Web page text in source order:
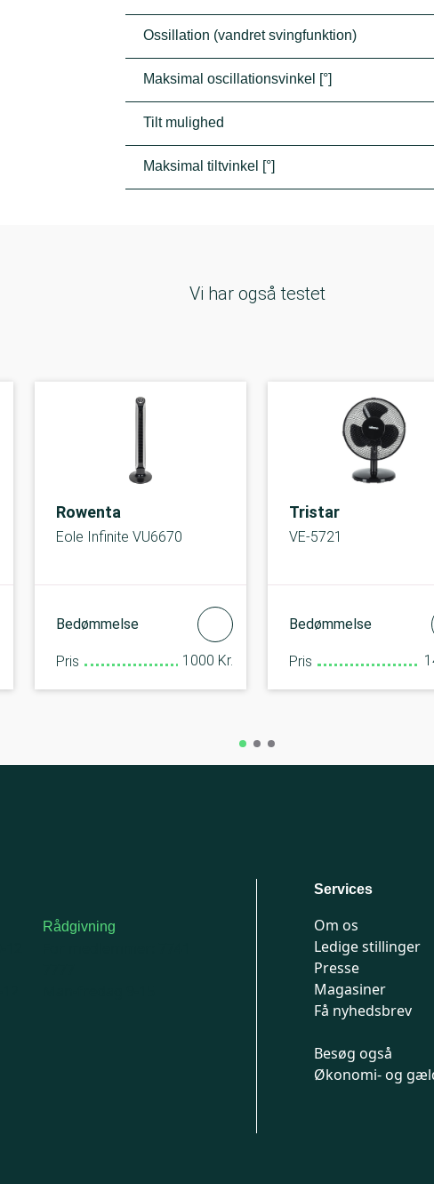
Ossillation (vandret svingfunktion)
Maksimal oscillationsvinkel [°]
Tilt mulighed
Maksimal tiltvinkel [°]
Vi har også testet
Rowenta
Eole Infinite VU6670
Bedømmelse
Pris 1000 Kr.
Tristar
VE-5721
Bedømmelse
Pris
Rådgivning
Services
Om os
Ledige stillinger
Presse
Magasiner
Få nyhedsbrev
Besøg også
Økonomi- og